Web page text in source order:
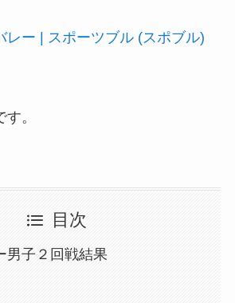
レー | スポーツブル (スポブル)
。
目次
男子２回戦結果